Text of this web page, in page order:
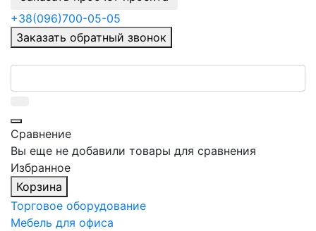
+38(096)700-05-05
Заказать обратный звонок
Сравнение
Вы еще не добавили товары для сравнения
Избранное
Корзина
Торговое оборудование
Мебель для офиса